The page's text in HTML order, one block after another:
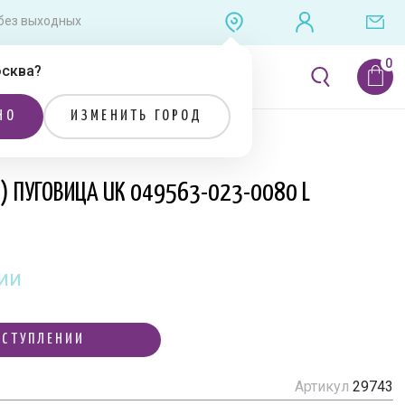
выходных
?
ИЗМЕНИТЬ ГОРОД
ЛИТЕРАТУРА
ПУГОВИЦА UK 049563-023-0080 L
Артикул 29743